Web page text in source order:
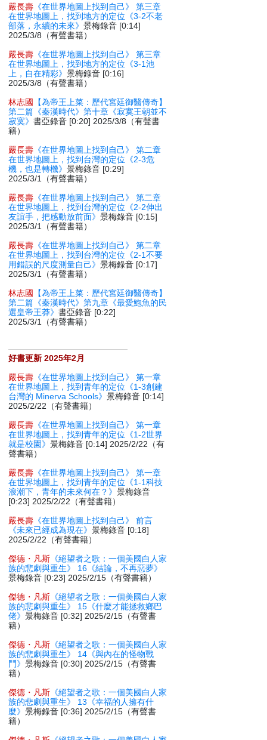
嚴長壽 《在世界地圖上找到自己》 第三章
在世界地圖上，找到地方的定位《3-2不老
部落，永續的未來》景梅錄音 [0:14]
2025/3/8（有聲書籍）
嚴長壽 《在世界地圖上找到自己》 第三章
在世界地圖上，找到地方的定位《3-1池
上，自在精彩》景梅錄音 [0:16]
2025/3/8（有聲書籍）
林志國
【為帝王上菜：歷代宮廷御醫傳奇】
第二篇《秦漢時代》第十章《寂寞王朝並不
寂寞》書亞錄音 [0:20] 2025/3/8（有聲書
籍）
嚴長壽 《在世界地圖上找到自己》 第二章
在世界地圖上，找到台灣的定位《2-3危
機，也是轉機》景梅錄音 [0:29]
2025/3/1（有聲書籍）
嚴長壽 《在世界地圖上找到自己》 第二章
在世界地圖上，找到台灣的定位《2-2伸出
友誼手，把感動放前面》景梅錄音 [0:15]
2025/3/1（有聲書籍）
嚴長壽 《在世界地圖上找到自己》 第二章
在世界地圖上，找到台灣的定位《2-1不要
用錯誤的尺度測量自己》景梅錄音 [0:17]
2025/3/1（有聲書籍）
林志國
【為帝王上菜：歷代宮廷御醫傳奇】
第二篇《秦漢時代》第九章《最愛鮑魚的民
選皇帝王莽》書亞錄音 [0:22]
2025/3/1（有聲書籍）
好書更新 2025年2月
嚴長壽 《在世界地圖上找到自己》 第一章
在世界地圖上，找到青年的定位《1-3創建
台灣的 Minerva Schools》景梅錄音 [0:14]
2025/2/22（有聲書籍）
嚴長壽 《在世界地圖上找到自己》 第一章
在世界地圖上，找到青年的定位《1-2世界
就是校園》景梅錄音 [0:14] 2025/2/22（有
聲書籍）
嚴長壽 《在世界地圖上找到自己》 第一章
在世界地圖上，找到青年的定位《1-1科技
浪潮下，青年的未來何在？》景梅錄音
[0:23] 2025/2/22（有聲書籍）
嚴長壽 《在世界地圖上找到自己》 前言
《未來已經成為現在》景梅錄音 [0:18]
2025/2/22（有聲書籍）
傑德・凡斯 《絕望者之歌：一個美國白人家
族的悲劇與重生》 16《結論，不再惡夢》
景梅錄音 [0:23] 2025/2/15（有聲書籍）
傑德・凡斯 《絕望者之歌：一個美國白人家
族的悲劇與重生》 15《什麼才能拯救鄉巴
佬》景梅錄音 [0:32] 2025/2/15（有聲書
籍）
傑德・凡斯 《絕望者之歌：一個美國白人家
族的悲劇與重生》 14《與內在的怪物戰
鬥》景梅錄音 [0:30] 2025/2/15（有聲書
籍）
傑德・凡斯 《絕望者之歌：一個美國白人家
族的悲劇與重生》 13《幸福的人擁有什
麼》景梅錄音 [0:36] 2025/2/15（有聲書
籍）